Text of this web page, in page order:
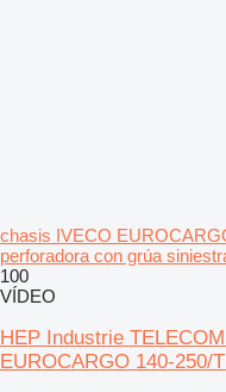
chasis IVECO
perforadora con grúa
100
VÍDEO
HEP Industrie
EUROCARGO 140-250/